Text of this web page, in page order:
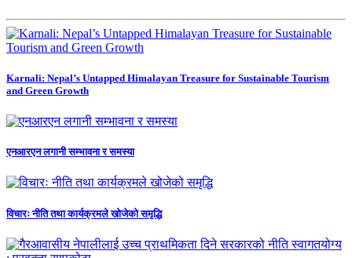
Karnali: Nepal’s Untapped Himalayan Treasure for Sustainable Tourism
and Green Growth
एनआरएन लगानी सम्भावना र समस्या
विचारः नीति तथा कार्यक्रमले खोजेको समृद्धि